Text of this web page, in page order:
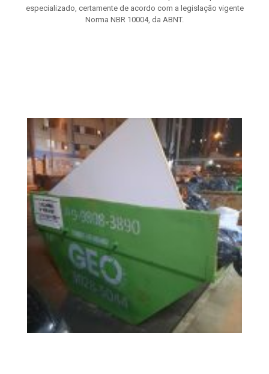
especializado, certamente de acordo com a legislação vigente
Norma NBR 10004, da ABNT.